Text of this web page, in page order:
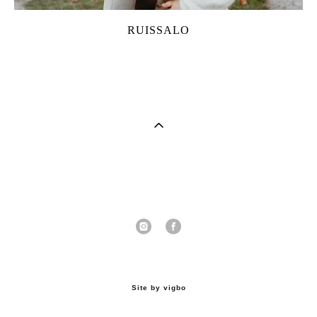
RUISSALO
Site by vigbo